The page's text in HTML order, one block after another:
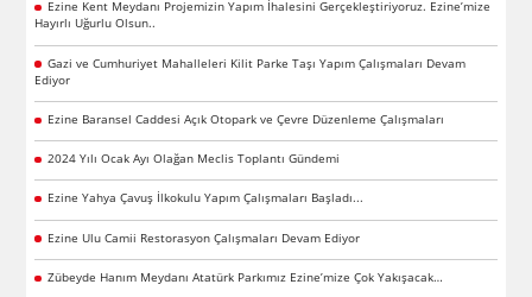
Ezine Kent Meydanı Projemizin Yapım İhalesini Gerçekleştiriyoruz. Ezine’mize
Hayırlı Uğurlu Olsun..
Gazi ve Cumhuriyet Mahalleleri Kilit Parke Taşı Yapım Çalışmaları Devam
Ediyor
Ezine Baransel Caddesi Açık Otopark ve Çevre Düzenleme Çalışmaları
2024 Yılı Ocak Ayı Olağan Meclis Toplantı Gündemi
Ezine Yahya Çavuş İlkokulu Yapım Çalışmaları Başladı...
Ezine Ulu Camii Restorasyon Çalışmaları Devam Ediyor
Zübeyde Hanım Meydanı Atatürk Parkımız Ezine’mize Çok Yakışacak…